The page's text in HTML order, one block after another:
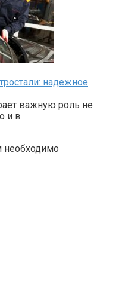
надежное
важную роль не
и в
необходимо